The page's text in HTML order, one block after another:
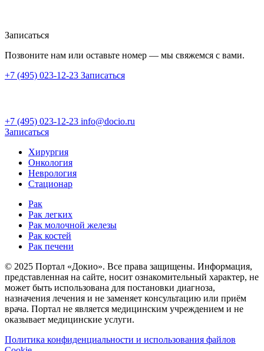
Записаться
Позвоните нам или оставьте номер — мы свяжемся с вами.
+7 (495) 023-12-23 Записаться
+7 (495) 023-12-23 info@docio.ru
Записаться
Хирургия
Онкология
Неврология
Стационар
Рак
Рак легких
Рак молочной железы
Рак костей
Рак печени
© 2025 Портал «Докио». Все права защищены. Информация,
представленная на сайте, носит ознакомительный характер, не
может быть использована для постановки диагноза,
назначения лечения и не заменяет консультацию или приём
врача. Портал не является медицинским учреждением и не
оказывает медицинские услуги.
Политика конфиденциальности и использования файлов